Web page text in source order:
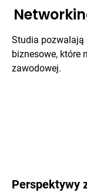
Studia
biznesowe, które
zawodowej.
Perspektywy